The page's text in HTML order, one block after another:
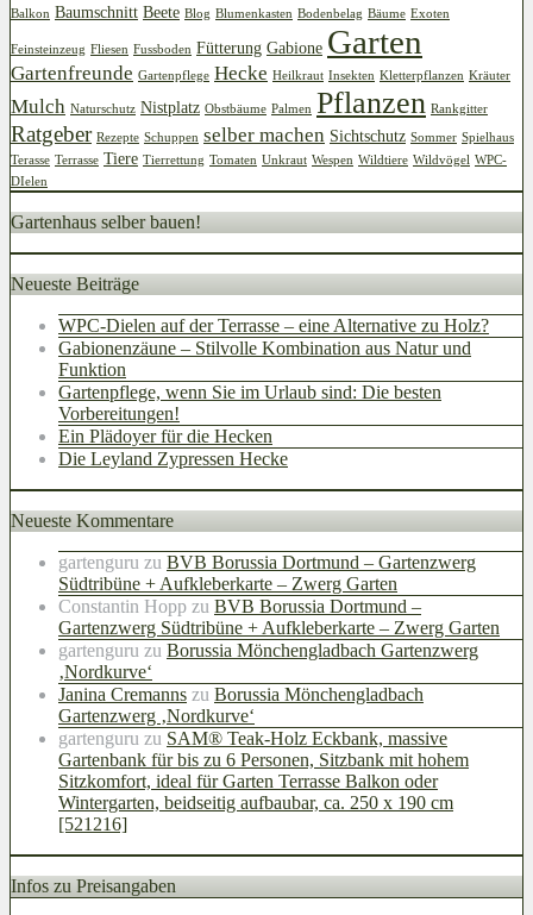
Balkon Baumschnitt Beete Blog Blumenkasten Bodenbelag Bäume Exoten
Feinsteinzeug Fliesen Fussboden Fütterung Gabione Garten
Gartenfreunde Gartenpflege Hecke Heilkraut Insekten Kletterpflanzen Kräuter
Mulch Naturschutz Nistplatz Obstbäume Palmen Pflanzen Rankgitter
Ratgeber Rezepte Schuppen selber machen Sichtschutz Sommer Spielhaus
Terasse Terrasse Tiere Tierrettung Tomaten Unkraut Wespen Wildtiere Wildvögel WPC-
DIelen
Gartenhaus selber bauen!
Neueste Beiträge
WPC-Dielen auf der Terrasse – eine Alternative zu Holz?
Gabionenzäune – Stilvolle Kombination aus Natur und
Funktion
Gartenpflege, wenn Sie im Urlaub sind: Die besten
Vorbereitungen!
Ein Plädoyer für die Hecken
Die Leyland Zypressen Hecke
Neueste Kommentare
gartenguru zu BVB Borussia Dortmund – Gartenzwerg
Südtribüne + Aufkleberkarte – Zwerg Garten
Constantin Hopp zu BVB Borussia Dortmund –
Gartenzwerg Südtribüne + Aufkleberkarte – Zwerg Garten
gartenguru zu Borussia Mönchengladbach Gartenzwerg
‚Nordkurve‘
Janina Cremanns zu Borussia Mönchengladbach
Gartenzwerg ‚Nordkurve‘
gartenguru zu SAM® Teak-Holz Eckbank, massive
Gartenbank für bis zu 6 Personen, Sitzbank mit hohem
Sitzkomfort, ideal für Garten Terrasse Balkon oder
Wintergarten, beidseitig aufbaubar, ca. 250 x 190 cm
[521216]
Infos zu Preisangaben